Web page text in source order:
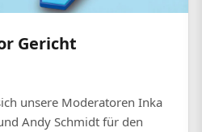
Gericht
unsere Moderatoren Inka
Andy Schmidt für den